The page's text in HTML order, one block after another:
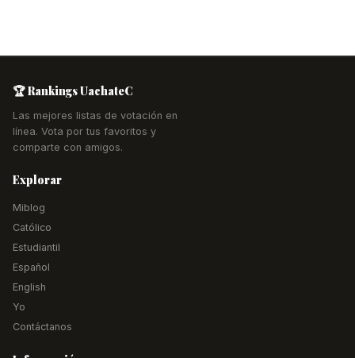
🏆 Rankings UachateC
Las mejores listas de votación en
línea. Vota por tus favoritos y
comparte con amigos.
Explorar
Miblog
Católico
Estudiantil
Español
English
Yo
Contáctanos